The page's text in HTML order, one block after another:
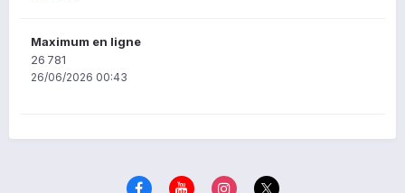
Maximum en ligne
26 781
26/06/2026 00:43